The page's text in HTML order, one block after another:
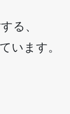
る、
います。